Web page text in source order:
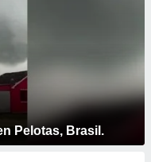
Pelotas, Brasil.